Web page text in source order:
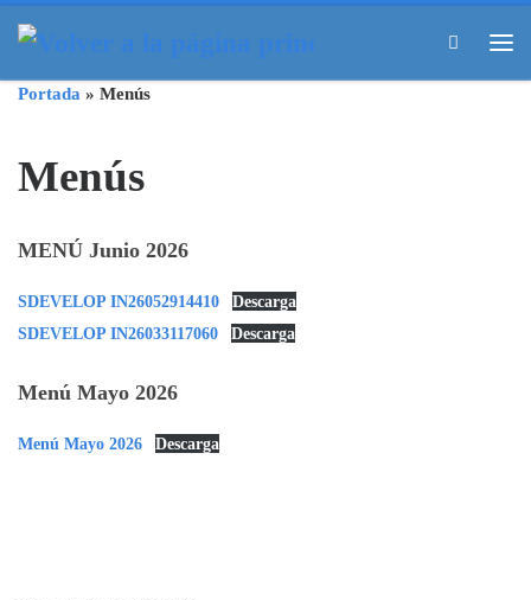
Skip to content
Search
Portada » Menús
Menús
MENÚ Junio 2026
SDEVELOP IN26052914410
Descarga
SDEVELOP IN26033117060
Descarga
Menú Mayo 2026
Menú Mayo 2026 Descarga